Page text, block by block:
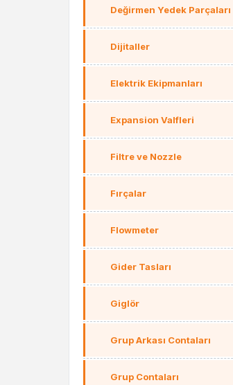
Değirmen Yedek Parçaları
Dijitaller
Elektrik Ekipmanları
Expansion Valfleri
Filtre ve Nozzle
Fırçalar
Flowmeter
Gider Tasları
Giglör
Grup Arkası Contaları
Grup Contaları